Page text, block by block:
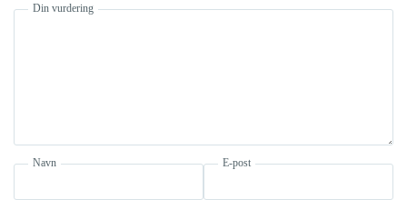
Din vurdering
Navn E-post